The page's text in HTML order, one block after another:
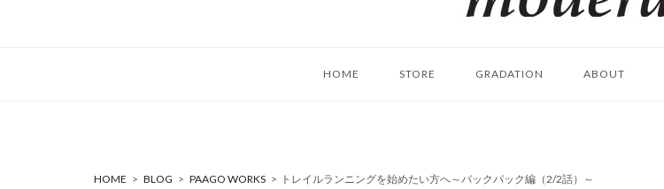
HOME STORE GRADATION ABOUT
HOME > BLOG > PAAGO WORKS > トレイルランニングを始めたい方へ～バックパック編（2/2話）～